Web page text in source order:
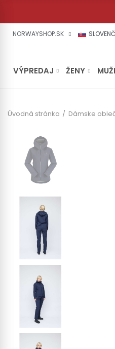
NORWAYSHOP.SK
VÝPREDAJ ŽENY MUŽI
Úvodná stránka Dámske